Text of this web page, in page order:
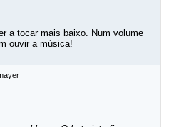
a tocar mais baixo. Num volume
ouvir a música!